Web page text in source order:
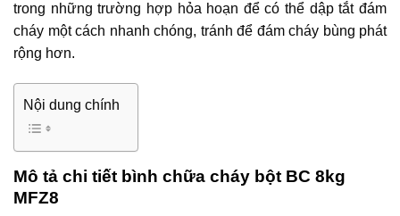
trong những trường hợp hỏa hoạn để có thể dập tắt đám
cháy một cách nhanh chóng, tránh để đám cháy bùng phát
rộng hơn.
Nội dung chính
Mô tả chi tiết bình chữa cháy bột BC 8kg
MFZ8